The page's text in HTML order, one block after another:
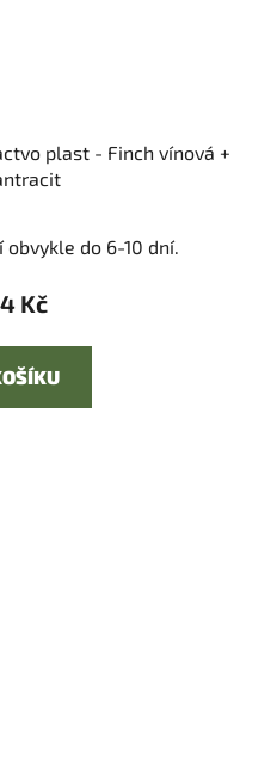
plast - Finch vínová +
obvykle do 6-10 dní.
Kč